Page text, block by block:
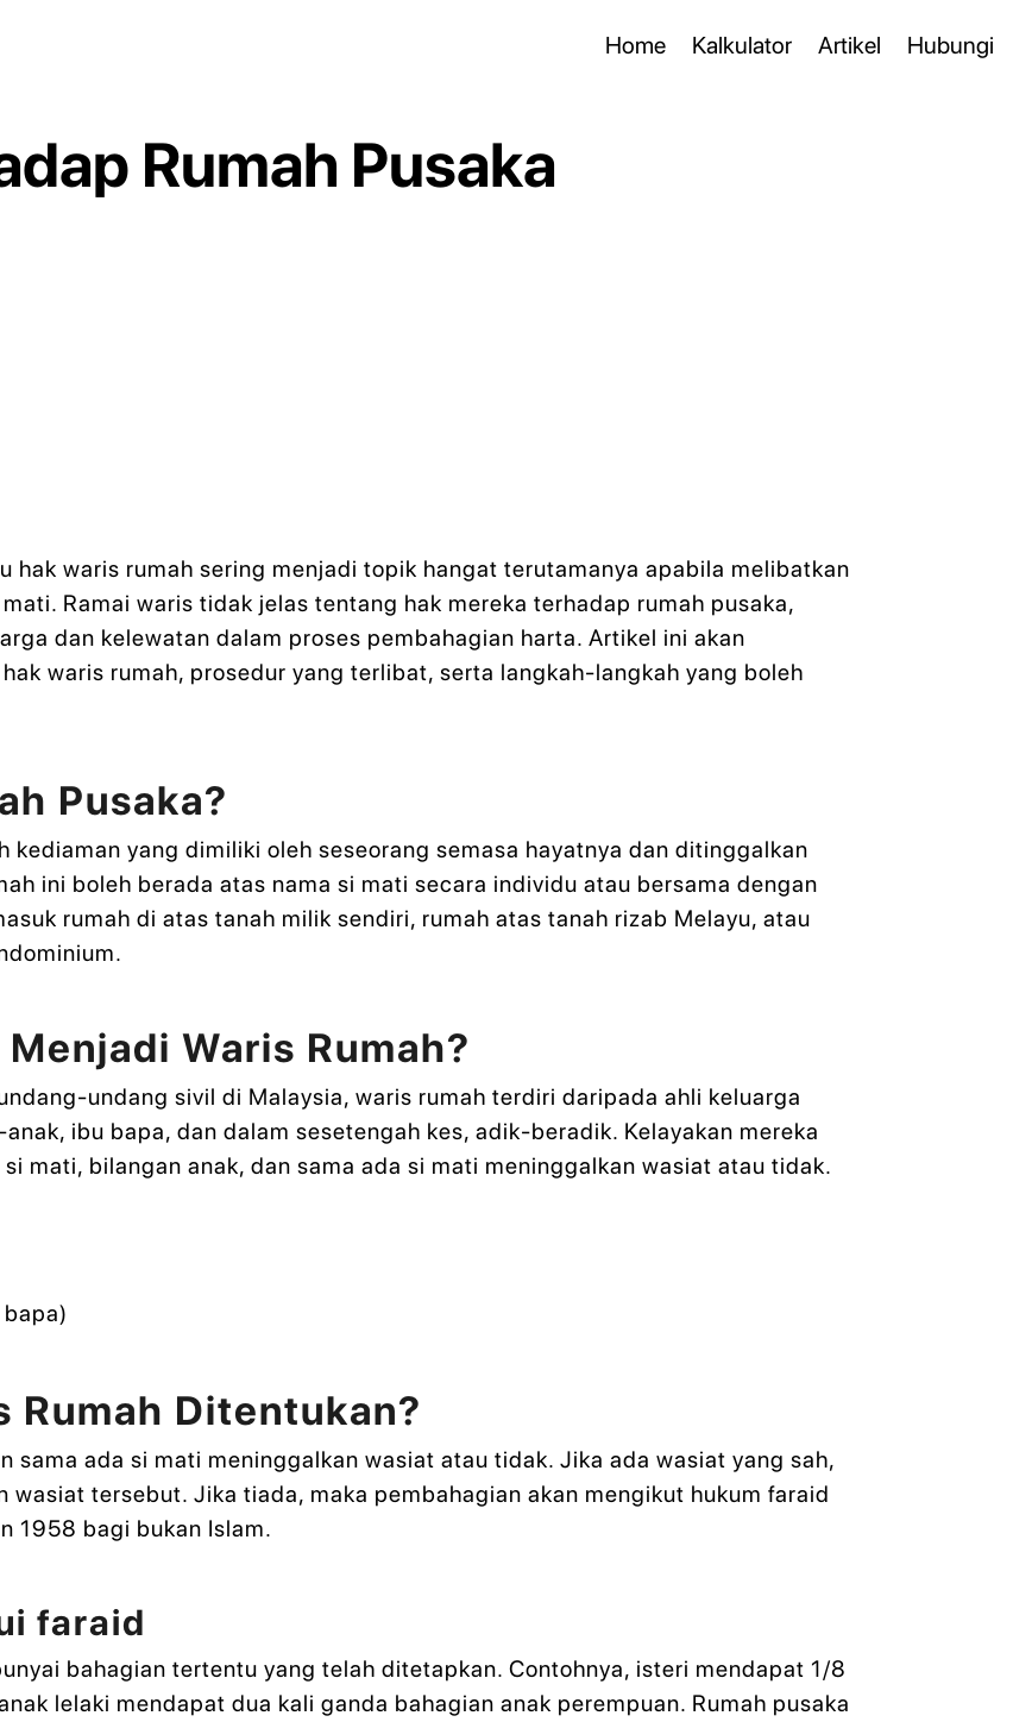
Home Kalkulator Artikel Hubungi
Rumah Pusaka
hak waris rumah sering menjadi topik hangat terutamanya apabila melibatkan
Ramai waris tidak jelas tentang hak mereka terhadap rumah pusaka,
dan kelewatan dalam proses pembahagian harta. Artikel ini akan
waris rumah, prosedur yang terlibat, serta langkah-langkah yang boleh
Pusaka?
kediaman yang dimiliki oleh seseorang semasa hayatnya dan ditinggalkan
ini boleh berada atas nama si mati secara individu atau bersama dengan
rumah di atas tanah milik sendiri, rumah atas tanah rizab Melayu, atau
Waris Rumah?
undang sivil di Malaysia, waris rumah terdiri daripada ahli keluarga
ibu bapa, dan dalam sesetengah kes, adik-beradik. Kelayakan mereka
mati, bilangan anak, dan sama ada si mati meninggalkan wasiat atau tidak.
Rumah Ditentukan?
sama ada si mati meninggalkan wasiat atau tidak. Jika ada wasiat yang sah,
wasiat tersebut. Jika tiada, maka pembahagian akan mengikut hukum faraid
1958 bagi bukan Islam.
faraid
bahagian tertentu yang telah ditetapkan. Contohnya, isteri mendapat 1/8
lelaki mendapat dua kali ganda bahagian anak perempuan. Rumah pusaka